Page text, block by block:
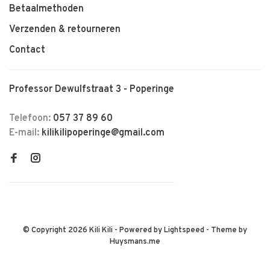
Betaalmethoden
Verzenden & retourneren
Contact
Professor Dewulfstraat 3 - Poperinge
Telefoon: 057 37 89 60
E-mail: kilikilipoperinge@gmail.com
© Copyright 2026 Kili Kili - Powered byLightspeed - Theme by
Huysmans.me